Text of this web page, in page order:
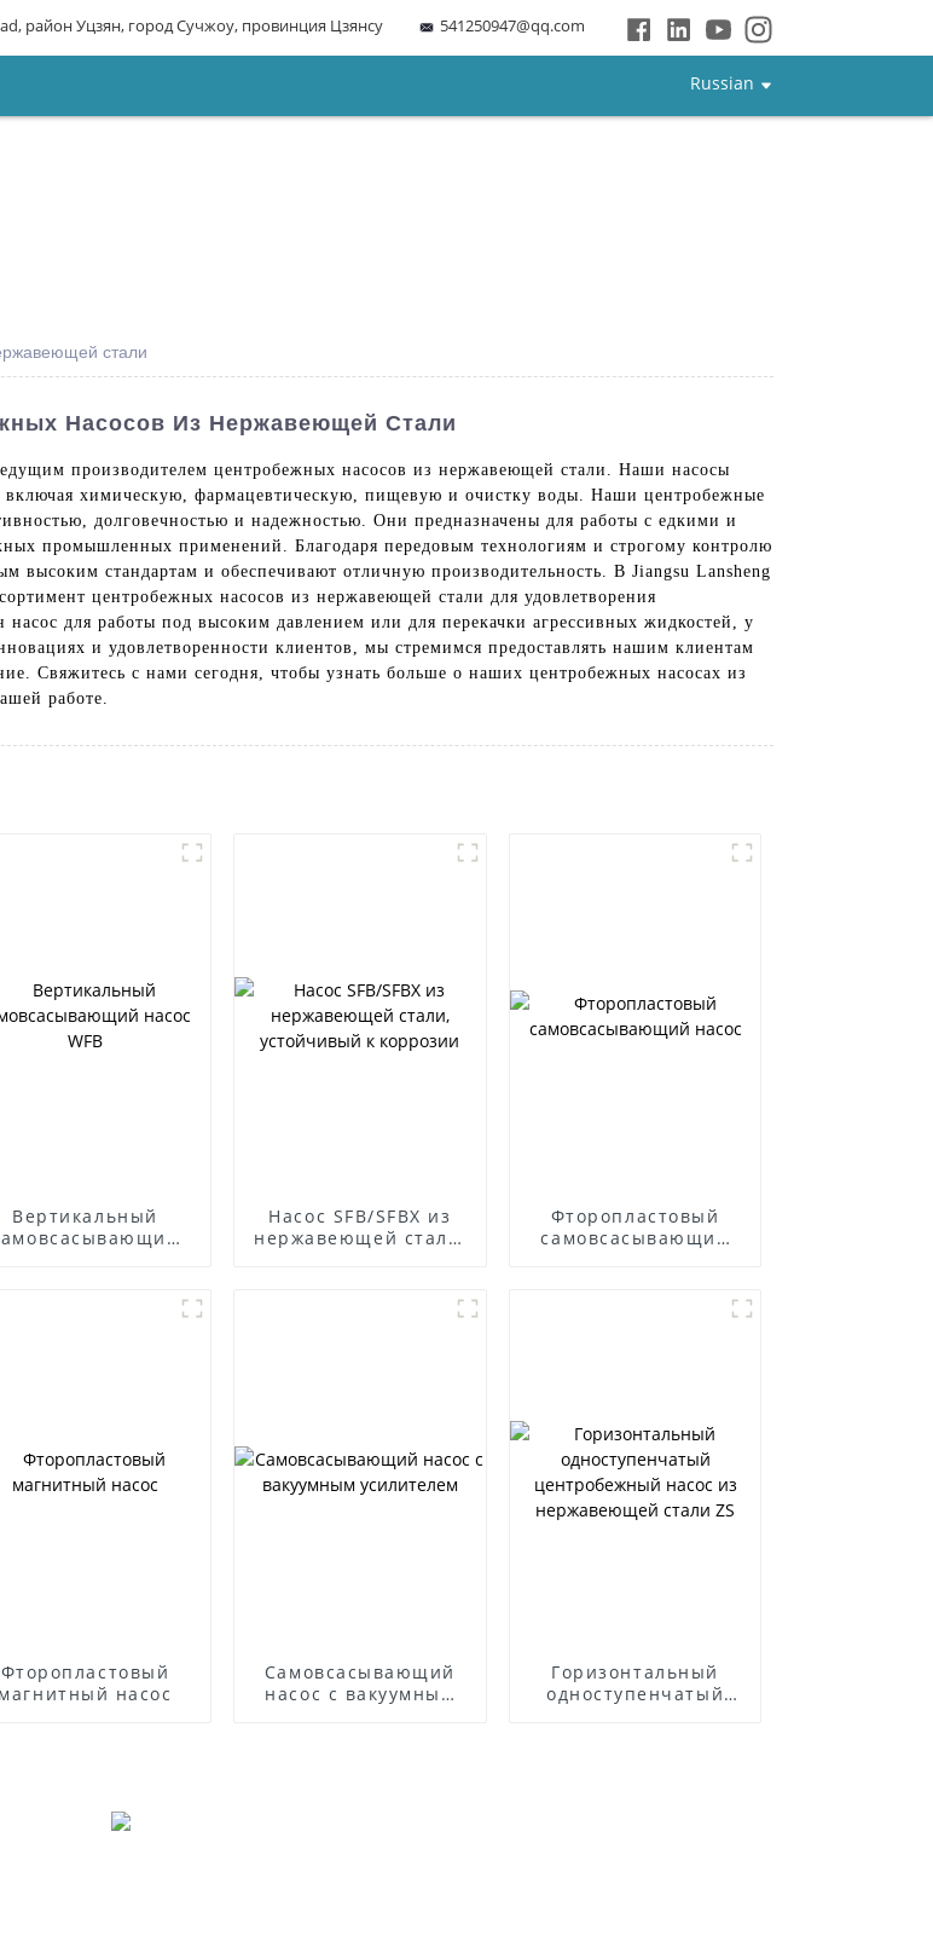
район Уцзян, город Сучжоу, провинция Цзянсу 541250947@qq.com
Russian
стали
Насосов Из Нержавеющей Стали
производителем центробежных насосов из нержавеющей стали. Наши насосы
химическую, фармацевтическую, пищевую и очистку воды. Наши центробежные
долговечностью и надежностью. Они предназначены для работы с едкими и
промышленных применений. Благодаря передовым технологиям и строгому контролю
высоким стандартам и обеспечивают отличную производительность. В Jiangsu Lansheng
центробежных насосов из нержавеющей стали для удовлетворения
для работы под высоким давлением или для перекачки агрессивных жидкостей, у
и удовлетворенности клиентов, мы стремимся предоставлять нашим клиентам
Свяжитесь с нами сегодня, чтобы узнать больше о наших центробежных насосах из
работе.
Вертикальный
Насос SFB/SFBX из
нержавеющей стали,
Фторопластовый
самовсасывающий
Фторопластовый
магнитный насос
Самовсасывающий
насос с вакуумным
Горизонтальный
одноступенчатый